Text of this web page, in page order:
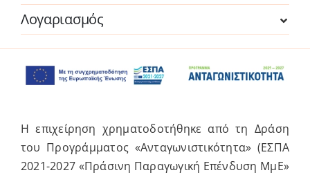
Λογαριασμός
Η επιχείρηση χρηματοδοτήθηκε από τη Δράση
του Προγράμματος «Ανταγωνιστικότητα» (ΕΣΠΑ
2021-2027 «Πράσινη Παραγωγική Επένδυση ΜμΕ»